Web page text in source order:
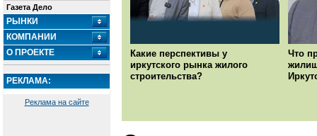
Газета Дело
РЫНКИ
КОМПАНИИ
О ПРОЕКТЕ
РЕКЛАМА:
Реклама на сайте
Какие перспективы у
иркутского рынка жилого
строительства?
Что